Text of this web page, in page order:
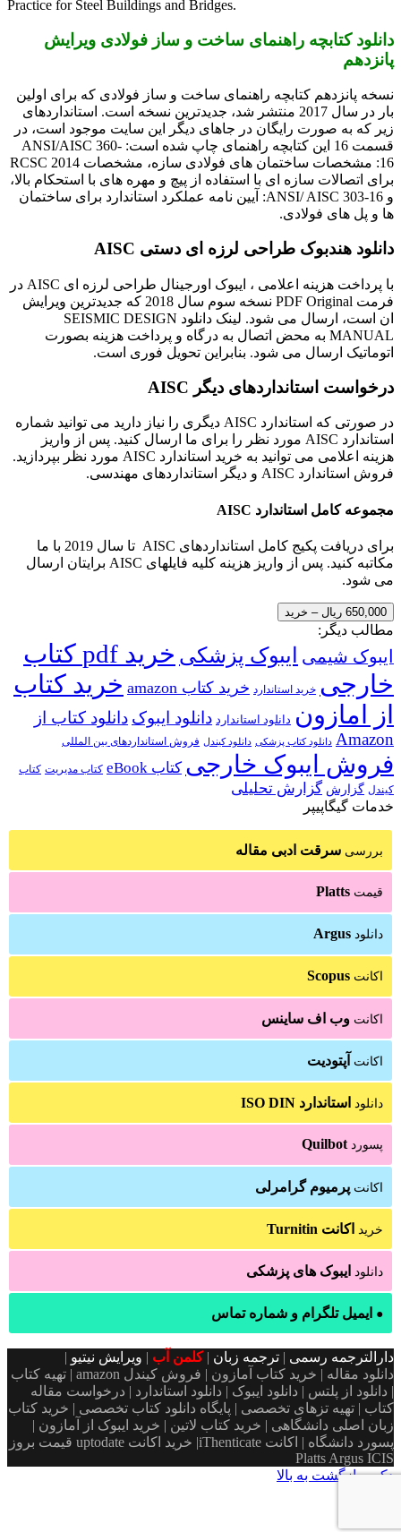
Practice for Steel Buildings and Bridges.
دانلود کتابچه راهنمای ساخت و ساز فولادی ویرایش
پانزدهم
نسخه پانزدهم کتابچه راهنمای ساخت و ساز فولادی که برای اولین
بار در سال 2017 منتشر شد، جدیدترین نسخه است. استانداردهای
زیر که به صورت رایگان در جاهای دیگر این سایت موجود است، در
قسمت 16 این کتابچه راهنمای چاپ شده است: ANSI/AISC 360-
16: مشخصات ساختمان های فولادی سازه، مشخصات RCSC 2014
برای اتصالات سازه ای با استفاده از پیچ و مهره های با استحکام بالا،
و ANSI/ AISC 303-16: آیین نامه عملکرد استاندارد برای ساختمان
ها و پل های فولادی.
دانلود هندبوک طراحی لرزه ای دستی AISC
با پرداخت هزینه اعلامی ، ایبوک اورجینال طراحی لرزه ای AISC در
فرمت PDF Original نسخه سوم سال 2018 که جدیدترین ویرایش
ان است، ارسال می شود. لینک دانلود SEISMIC DESIGN
MANUAL به محض اتصال به درگاه و پرداخت هزینه بصورت
اتوماتیک ارسال می شود. بنابراین تحویل فوری است.
درخواست استانداردهای دیگر AISC
در صورتی که استاندارد AISC دیگری را نیاز دارید می توانید شماره
استاندارد AISC مورد نظر را برای ما ارسال کنید. پس از واریز
هزینه اعلامی می توانید به خرید استاندارد AISC مورد نظر بپردازید.
فروش استاندارد AISC و دیگر استانداردهای مهندسی.
مجموعه کامل استاندارد AISC
برای دریافت پکیج کامل استانداردهای AISC تا سال 2019 با ما
مکاتبه کنید. پس از واریز هزینه کلیه فایلهای AISC برایتان ارسال
می شود.
650,000 ریال – خرید
مطالب دیگر:
ایبوک شیمی ایبوک پزشکی
خرید pdf کتاب
خارجی خرید استاندارد خرید کتاب amazon
خرید کتاب
از امازون دانلود استاندارد دانلود ایبوک دانلود کتاب از
Amazon دانلود کتاب پزشکی دانلود کیندل فروش استانداردهای بین المللی
فروش ایبوک خارجی کتاب eBook کتاب مدیریت کتاب
کیندل گزارش گزارش تحلیلی
خدمات گیگاپیپر
بررسی سرقت ادبی مقاله
قیمت Platts
دانلود Argus
اکانت Scopus
اکانت وب اف ساینس
اکانت آپتودیت
دانلود استاندارد ISO DIN
پسورد Quilbot
اکانت پرمیوم گرامرلی
خرید اکانت Turnitin
دانلود ایبوک های پزشکی
● ایمیل تلگرام و شماره تماس
دارالترجمه رسمی | ترجمه زبان |کلمن آب | ویرایش نیتیو |
دانلود مقاله | خرید کتاب آمازون | فروش کیندل amazon | تهیه کتاب
| دانلود از پلتس | دانلود ایبوک | دانلود استاندارد | درخواست مقاله
کتاب | تهیه تزهای تخصصی | پایگاه دانلود کتاب تخصصی | خرید کتاب
زبان اصلی دانشگاهی | خرید کتاب لاتین | خرید ایبوک از آمازون |
پسورد دانشگاه | اکانت iThenticate| خريد اكانت uptodate قیمت بروز
Platts Argus ICIS
دکمه بازگشت به بالا